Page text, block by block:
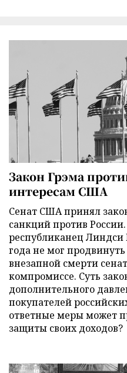
Закон Грэма
интересам США
Сенат США принял
санкций против
республиканец
года не мог
внезапной смерти
компромиссе. Суть
дополнительного
покупателей
ответные меры может
защиты своих доходов?